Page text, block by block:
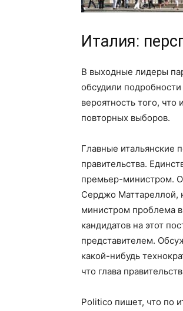
Италия:
В выходные лидеры
обсудили
вероятность того,
повторных выборов.
Главные итальянские
правительства.
премьер-министром.
Серджо Маттареллой,
министром проблема в
кандидатов на этот
представителем.
какой-нибудь
что глава
Politico пишет, что по